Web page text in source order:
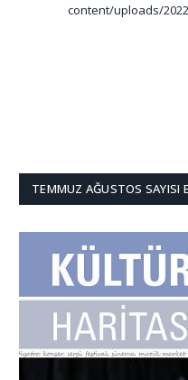
content/uploads/
TEMMUZ AĞUSTOS SAYISI